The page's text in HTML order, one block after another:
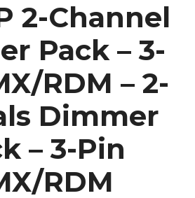
2-Channel
Pack – 3-
RDM – 2-
Dimmer
– 3-Pin
RDM